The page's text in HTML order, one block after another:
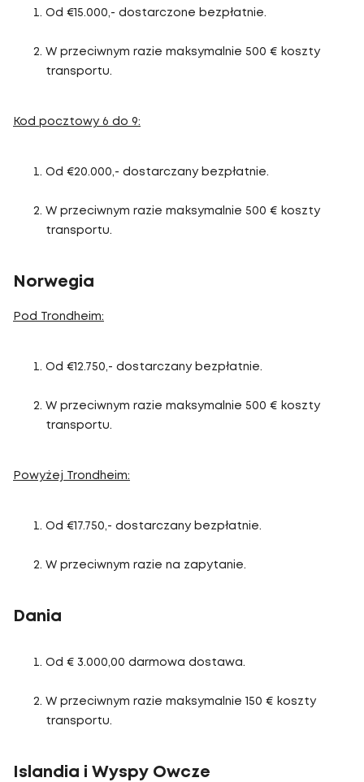
Od €15.000,- dostarczone bezpłatnie.
W przeciwnym razie maksymalnie 500 € koszty
transportu.
Kod pocztowy 6 do 9:
Od €20.000,- dostarczany bezpłatnie.
W przeciwnym razie maksymalnie 500 € koszty
transportu.
Norwegia
Pod Trondheim:
Od €12.750,- dostarczany bezpłatnie.
W przeciwnym razie maksymalnie 500 € koszty
transportu.
Powyżej Trondheim:
Od €17.750,- dostarczany bezpłatnie.
W przeciwnym razie na zapytanie.
Dania
Od € 3.000,00 darmowa dostawa.
W przeciwnym razie maksymalnie 150 € koszty
transportu.
Islandia i Wyspy Owcze